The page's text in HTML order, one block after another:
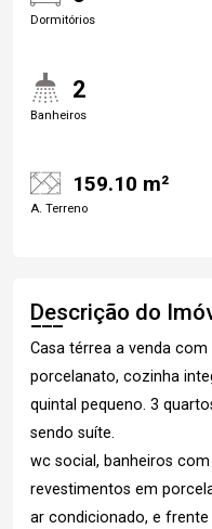
Dormitórios
2
Banheiros
159.10 m²
A. Terreno
Descrição do
Casa térrea a venda
porcelanato, cozinha
quintal pequeno. 3
sendo suíte.
wc social, banheiros
revestimentos em
ar condicionado, e